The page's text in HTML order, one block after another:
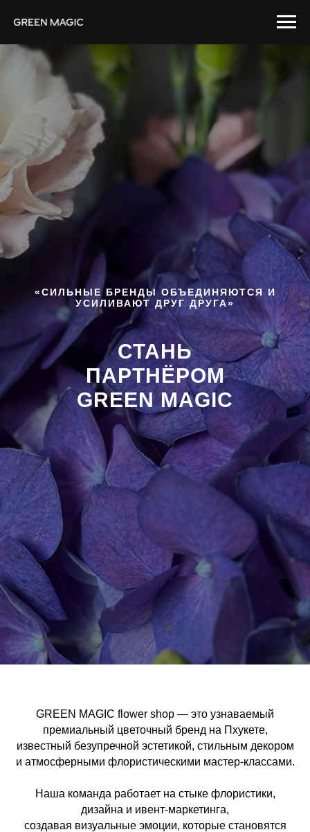
«СИЛЬНЫЕ БРЕНДЫ ОБЪЕДИНЯЮТСЯ И
УСИЛИВАЮТ ДРУГ ДРУГА»
СТАНЬ
ПАРТНËРОМ
GREEN MAGIC
GREEN MAGIC flower shop — это узнаваемый
премиальный цветочный бренд на Пхукете,
известный безупречной эстетикой, стильным декором
и атмосферными флористическими мастер-классами.
Наша команда работает на стыке флористики,
дизайна и ивент-маркетинга,
создавая визуальные эмоции, которые становятся